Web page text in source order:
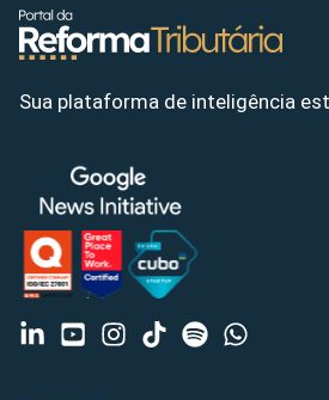
Sua plataforma de inteligência